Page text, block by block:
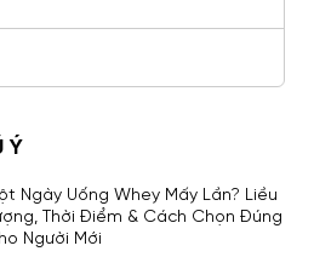
Ý
Ngày Uống Whey Mấy Lần? Liều
Thời Điểm & Cách Chọn Đúng
Người Mới